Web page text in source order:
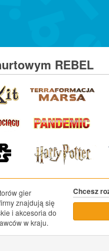
REBEL
gier
znajdują się
i akcesoria do
w kraju.
Chcesz